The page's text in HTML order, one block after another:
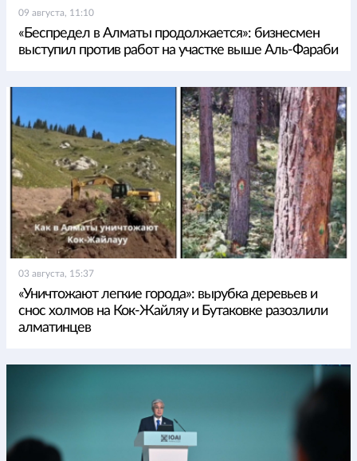
09 августа, 11:10
«Беспредел в Алматы продолжается»: бизнесмен
выступил против работ на участке выше Аль-Фараби
03 августа, 15:37
«Уничтожают легкие города»: вырубка деревьев и
снос холмов на Кок-Жайляу и Бутаковке разозлили
алматинцев